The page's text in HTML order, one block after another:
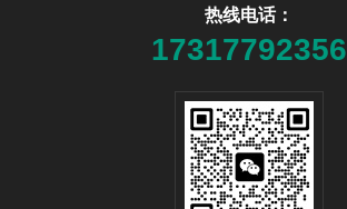
热线电话：
17317792356